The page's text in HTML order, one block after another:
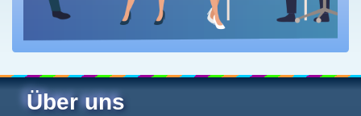
Über uns